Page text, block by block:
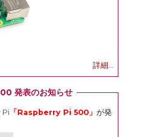
詳細...
発表のお知らせ
Pi 「Raspberry Pi 500」 が発